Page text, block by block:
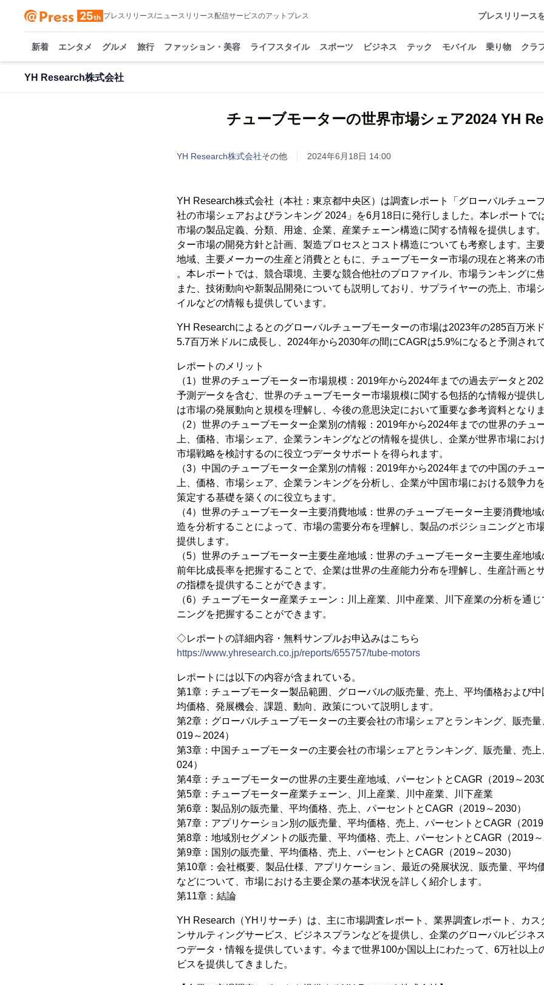
プレスリリース/ニュースリリース配信サービスのアットプレス プレスリリース
新着 エンタメ グルメ 旅行 ファッション・美容 ライフスタイル スポーツ ビジネス テック モバイル 乗り物 クラ
YH Research株式会社
チューブモーターの世界市場シェア2024 YH
YH Research株式会社その他 2024年6月18日 14:00
YH Research株式会社（本社：東京都中央区）は調査レポート「グローバルチュー
社の市場シェアおよびランキング 2024」を6月18日に発行しました。本レポートで
市場の製品定義、分類、用途、企業、産業チェーン構造に関する情報を提供します
ター市場の開発方針と計画、製造プロセスとコスト構造についても考察します。主
地域、主要メーカーの生産と消費とともに、チューブモーター市場の現在と将来の
。本レポートでは、競合環境、主要な競合他社のプロファイル、市場ランキングに
また、技術動向や新製品開発についても説明しており、サプライヤーの売上、市場
イルなどの情報も提供しています。
YH Researchによるとのグローバルチューブモーターの市場は2023年の285百万米
5.7百万米ドルに成長し、2024年から2030年の間にCAGRは5.9%になると予測されて
レポートのメリット
（1）世界のチューブモーター市場規模：2019年から2024年までの過去データと
予測データを含む、世界のチューブモーター市場規模に関する包括的な情報が提供
は市場の発展動向と規模を理解し、今後の意思決定において重要な参考資料となりま
（2）世界のチューブモーター企業別の情報：2019年から2024年までの世界のチュ
上、価格、市場シェア、企業ランキングなどの情報を提供し、企業が世界市場にお
市場戦略を検討するのに役立つデータサポートを得られます。
（3）中国のチューブモーター企業別の情報：2019年から2024年までの中国のチュ
上、価格、市場シェア、企業ランキングを分析し、企業が中国市場における競争力
策定する基礎を築くのに役立ちます。
（4）世界のチューブモーター主要消費地域：世界のチューブモーター主要消費地
造を分析することによって、市場の需要分布を理解し、製品のポジショニングと市
提供します。
（5）世界のチューブモーター主要生産地域：世界のチューブモーター主要生産地域
前年比成長率を把握することで、企業は世界の生産能力分布を理解し、生産計画と
の指標を提供することができます。
（6）チューブモーター産業チェーン：川上産業、川中産業、川下産業の分析を通
ニングを把握することができます。
◇レポートの詳細内容・無料サンプルお申込みはこちら
https://www.yhresearch.co.jp/reports/655757/tube-motors
レポートには以下の内容が含まれている。
第1章：チューブモーター製品範囲、グローバルの販売量、売上、平均価格および
均価格、発展機会、課題、動向、政策について説明します。
第2章：グローバルチューブモーターの主要会社の市場シェアとランキング、販売
019～2024）
第3章：中国チューブモーターの主要会社の市場シェアとランキング、販売量、売
024）
第4章：チューブモーターの世界の主要生産地域、パーセントとCAGR（2019～2030
第5章：チューブモーター産業チェーン、川上産業、川中産業、川下産業
第6章：製品別の販売量、平均価格、売上、パーセントとCAGR（2019～2030）
第7章：アプリケーション別の販売量、平均価格、売上、パーセントとCAGR（2019
第8章：地域別セグメントの販売量、平均価格、売上、パーセントとCAGR（2019～
第9章：国別の販売量、平均価格、売上、パーセントとCAGR（2019～2030）
第10章：会社概要、製品仕様、アプリケーション、最近の発展状況、販売量、平均
などについて、市場における主要企業の基本状況を詳しく紹介します。
第11章：結論
YH Research（YHリサーチ）は、主に市場調査レポート、業界調査レポート、カス
ンサルティングサービス、ビジネスプランなどを提供し、企業のグローバルビジネ
つデータ・情報を提供しています。今まで世界100か国以上にわたって、6万社以上
ビスを提供してきました。